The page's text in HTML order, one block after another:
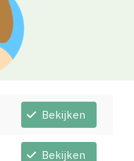
Bekijken
Bekijken